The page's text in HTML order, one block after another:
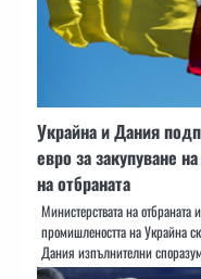
Украйна и Дания
евро за закупуване
на отбраната
Министерствата на отбраната
промишлеността на Украйна
Дания изпълнителни